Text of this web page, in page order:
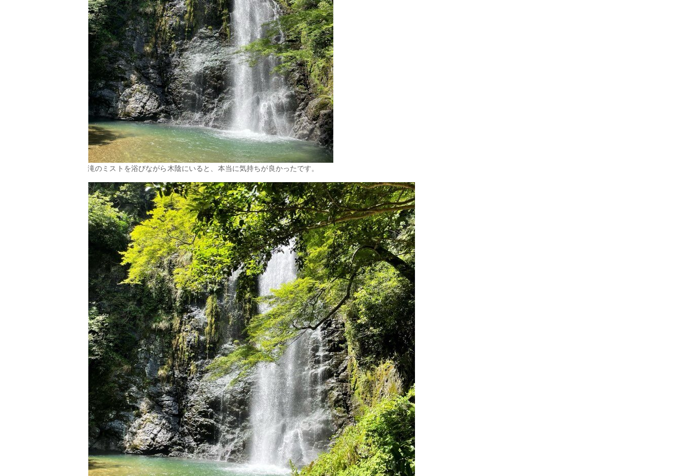
滝のミストを浴びながら木陰にいると、本当に気持ちが良かったです。